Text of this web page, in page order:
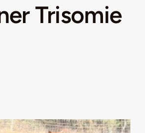
Trisomie